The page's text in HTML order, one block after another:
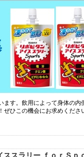
ます。飲用によって身体の内
ひこの機会にお求めくださ
スラリー ｆｏｒＳｐ